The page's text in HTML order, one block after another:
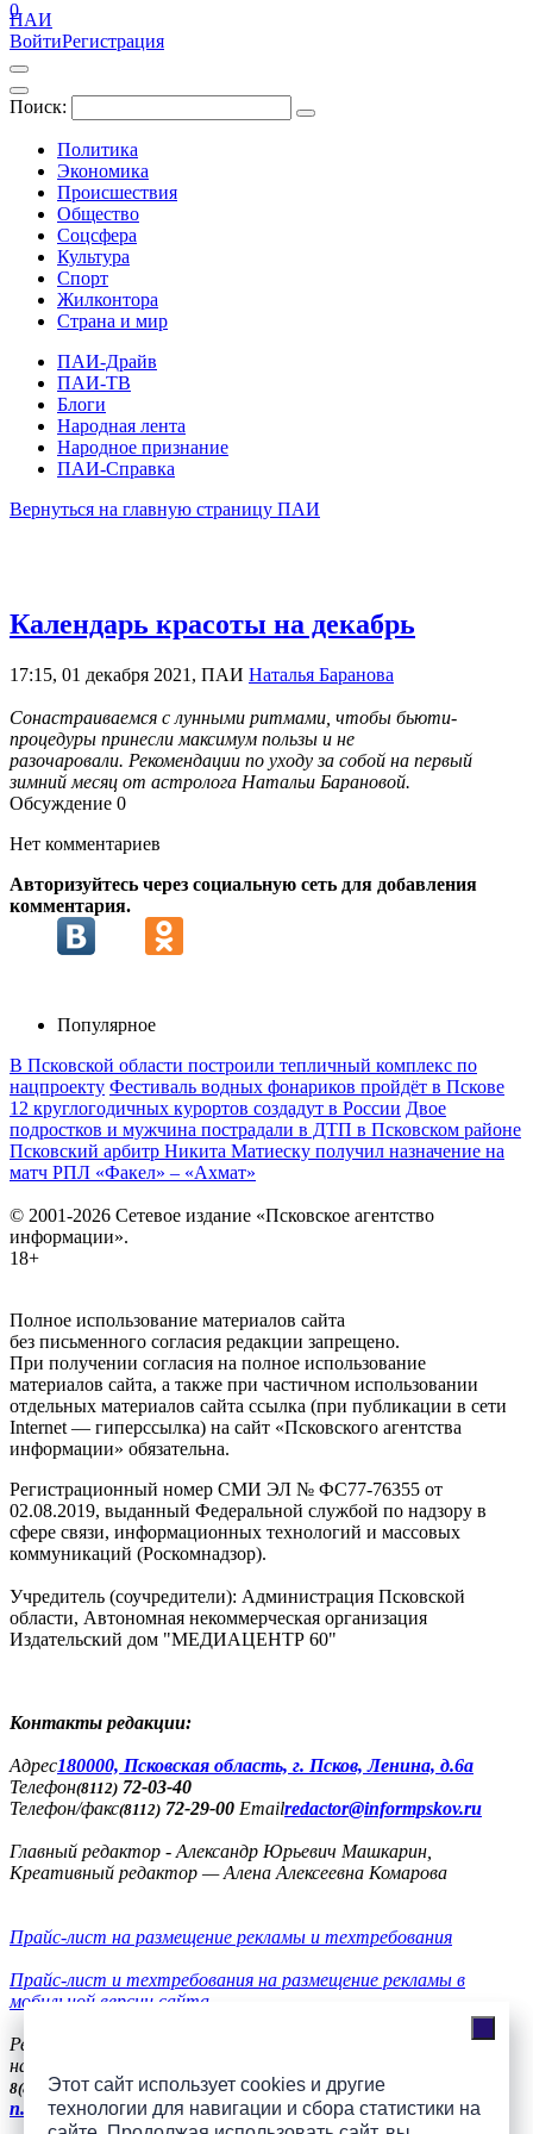
ПАИ
ВойтиРегистрация
Поиск:
Политика
Экономика
Происшествия
Общество
Соцсфера
Культура
Спорт
Жилконтора
Страна и мир
ПАИ-Драйв
ПАИ-ТВ
Блоги
Народная лента
Народное признание
ПАИ-Справка
Этот сайт использует cookies и другие
технологии для навигации и сбора статистики на
0
Вернуться на главную страницу ПАИ
Календарь красоты на декабрь
17:15, 01 декабря 2021, ПАИ Наталья Баранова
Сонастраиваемся с лунными ритмами, чтобы бьюти-
процедуры принесли максимум пользы и не
разочаровали. Рекомендации по уходу за собой на первый
зимний месяц от астролога Натальи Барановой.
Обсуждение 0
Нет комментариев
Авторизуйтесь через социальную сеть для добавления
комментария.
Популярное
В Псковской области построили тепличный комплекс по
нацпроекту Фестиваль водных фонариков пройдёт в Пскове
12 круглогодичных курортов создадут в России Двое
подростков и мужчина пострадали в ДТП в Псковском районе
Псковский арбитр Никита Матиеску получил назначение на
матч РПЛ «Факел» – «Ахмат»
© 2001-2026 Сетевое издание «Псковское агентство
информации».
18+
Полное использование материалов сайта
без письменного согласия редакции запрещено.
При получении согласия на полное использование
материалов сайта, а также при частичном использовании
отдельных материалов сайта ссылка (при публикации в сети
Internet — гиперссылка) на сайт «Псковского агентства
информации» обязательна.
Регистрационный номер СМИ ЭЛ № ФС77-76355 от
02.08.2019, выданный Федеральной службой по надзору в
сфере связи, информационных технологий и массовых
коммуникаций (Роскомнадзор).
Учредитель (соучредители): Администрация Псковской
области, Автономная некоммерческая организация
Издательский дом "МЕДИАЦЕНТР 60"
Контакты редакции:
Адреc180000, Псковская область, г. Псков, Ленина, д.6а
Телефон(8112) 72-03-40
Телефон/факс(8112) 72-29-00 Emailredactor@informpskov.ru
Главный редактор - Александр Юрьевич Машкарин,
Креативный редактор — Алена Алексеевна Комарова
Прайс-лист на размещение рекламы и техтребования
Прайс-лист и техтребования на размещение рекламы в
мобильной версии сайта
Реклама
на сайте
8(8112)57-51-94
n.vasilieva@mh-pskov.ru